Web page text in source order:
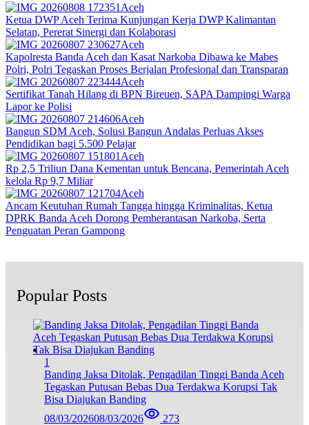
Aceh
Ketua DWP Aceh Terima Kunjungan Kerja DWP Kalimantan
Selatan, Pererat Sinergi dan Kolaborasi
Aceh
Kapolresta Banda Aceh dan Kasat Narkoba Dibawa ke Mabes
Polri, Polri Tegaskan Proses Berjalan Profesional dan Transparan
Aceh
Sertifikat Tanah Hilang di BPN Bireuen, SAPA Dampingi Warga
Lapor ke Polisi
Aceh
Bangun SDM Aceh, Solusi Bangun Andalas Perluas Akses
Pendidikan bagi 5.500 Pelajar
Aceh
Rp 2,5 Triliun Dana Kementan untuk Bencana, Pemerintah Aceh
kelola Rp 9,7 Miliar‎
Aceh
Ancam Keutuhan Rumah Tangga hingga Kriminalitas, Ketua
DPRK Banda Aceh Dorong Pemberantasan Narkoba, Serta
Penguatan Peran Gampong
Popular Posts
1
Banding Jaksa Ditolak, Pengadilan Tinggi Banda Aceh
Tegaskan Putusan Bebas Dua Terdakwa Korupsi Tak
Bisa Diajukan Banding
08/03/202608/03/2026 273